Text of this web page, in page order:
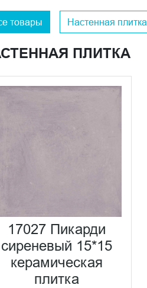
товары Настенная плитка
ПЛИТКА
17027 Пикарди
сиреневый 15*15
керамическая
плитка